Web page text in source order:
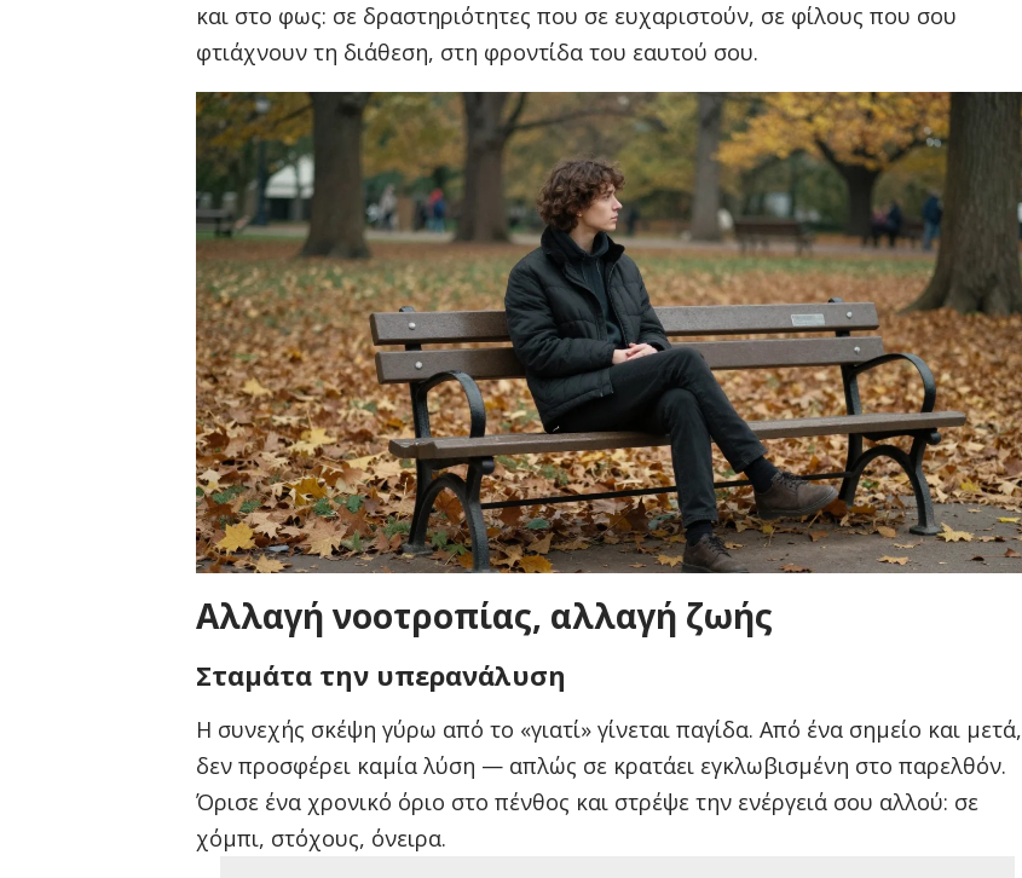
και στο φως: σε δραστηριότητες που σε ευχαριστούν, σε φίλους που σου
φτιάχνουν τη διάθεση, στη φροντίδα του εαυτού σου.
Αλλαγή νοοτροπίας, αλλαγή ζωής
Σταμάτα την υπερανάλυση
Η συνεχής σκέψη γύρω από το «γιατί» γίνεται παγίδα. Από ένα σημείο και μετά,
δεν προσφέρει καμία λύση — απλώς σε κρατάει εγκλωβισμένη στο παρελθόν.
Όρισε ένα χρονικό όριο στο πένθος και στρέψε την ενέργειά σου αλλού: σε
χόμπι, στόχους, όνειρα.